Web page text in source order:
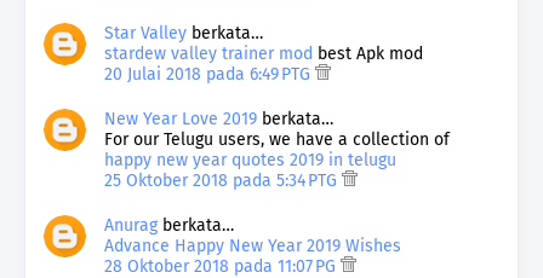
Star Valley berkata…
stardew valley trainer mod best Apk mod
20 Julai 2018 pada 6:49 PTG
New Year Love 2019 berkata…
For our Telugu users, we have a collection of
happy new year quotes 2019 in telugu
25 Oktober 2018 pada 5:34 PTG
Anurag berkata…
Advance Happy New Year 2019 Wishes
28 Oktober 2018 pada 11:07 PG